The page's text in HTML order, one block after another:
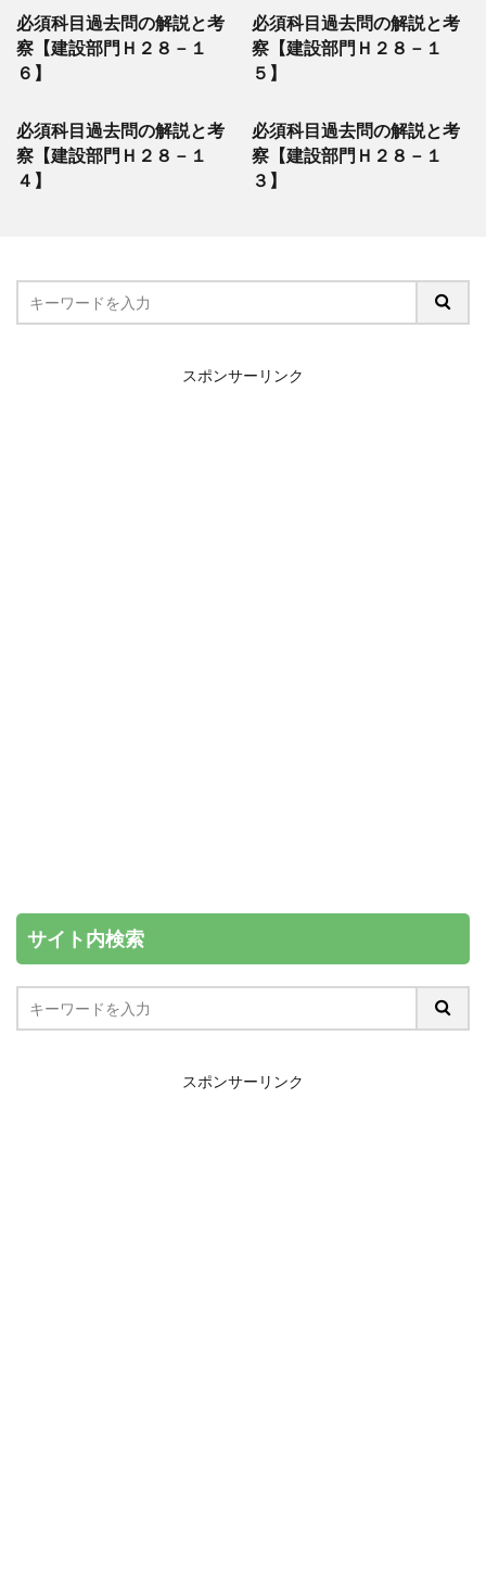
必須科目過去問の解説と考
察【建設部門Ｈ２８－１
６】
必須科目過去問の解説と考
察【建設部門Ｈ２８－１
５】
必須科目過去問の解説と考
察【建設部門Ｈ２８－１
４】
必須科目過去問の解説と考
察【建設部門Ｈ２８－１
３】
スポンサーリンク
サイト内検索
スポンサーリンク